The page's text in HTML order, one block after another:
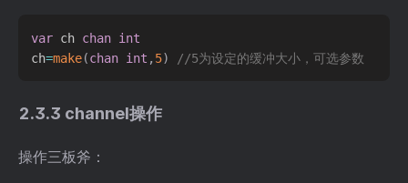
var ch chan int
ch=make(chan int , 5) //5为设定的缓冲大小，可选参数
2.3.3 channel操作
操作三板斧：